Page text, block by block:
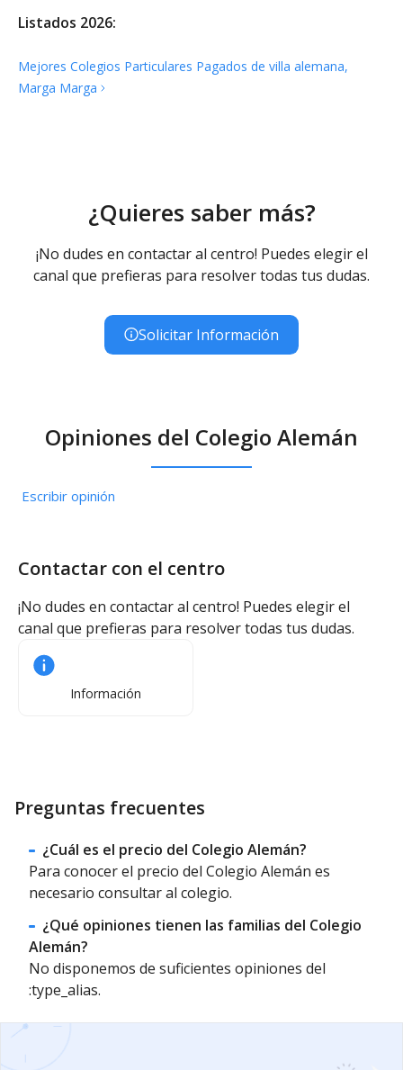
Listados 2026:
Mejores Colegios Particulares Pagados de villa alemana,
Marga Marga
¿Quieres saber más?
¡No dudes en contactar al centro! Puedes elegir el
canal que prefieras para resolver todas tus dudas.
Solicitar Información
Opiniones del Colegio Alemán
Escribir opinión
Contactar con el centro
¡No dudes en contactar al centro! Puedes elegir el
canal que prefieras para resolver todas tus dudas.
Información
Preguntas frecuentes
¿Cuál es el precio del Colegio Alemán?
Para conocer el precio del Colegio Alemán es
necesario consultar al colegio.
¿Qué opiniones tienen las familias del Colegio
Alemán?
No disponemos de suficientes opiniones del
:type_alias.